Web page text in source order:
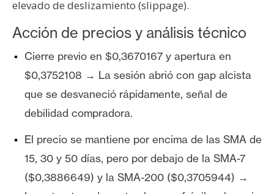
elevado de deslizamiento (slippage).
Acción de precios y análisis técnico
Cierre previo en $0,3670167 y apertura en
$0,3752108 → La sesión abrió con gap alcista
que se desvaneció rápidamente, señal de
debilidad compradora.
El precio se mantiene por encima de las SMA de
15, 30 y 50 días, pero por debajo de la SMA-7
($0,3886649) y la SMA-200 ($0,3705944) →